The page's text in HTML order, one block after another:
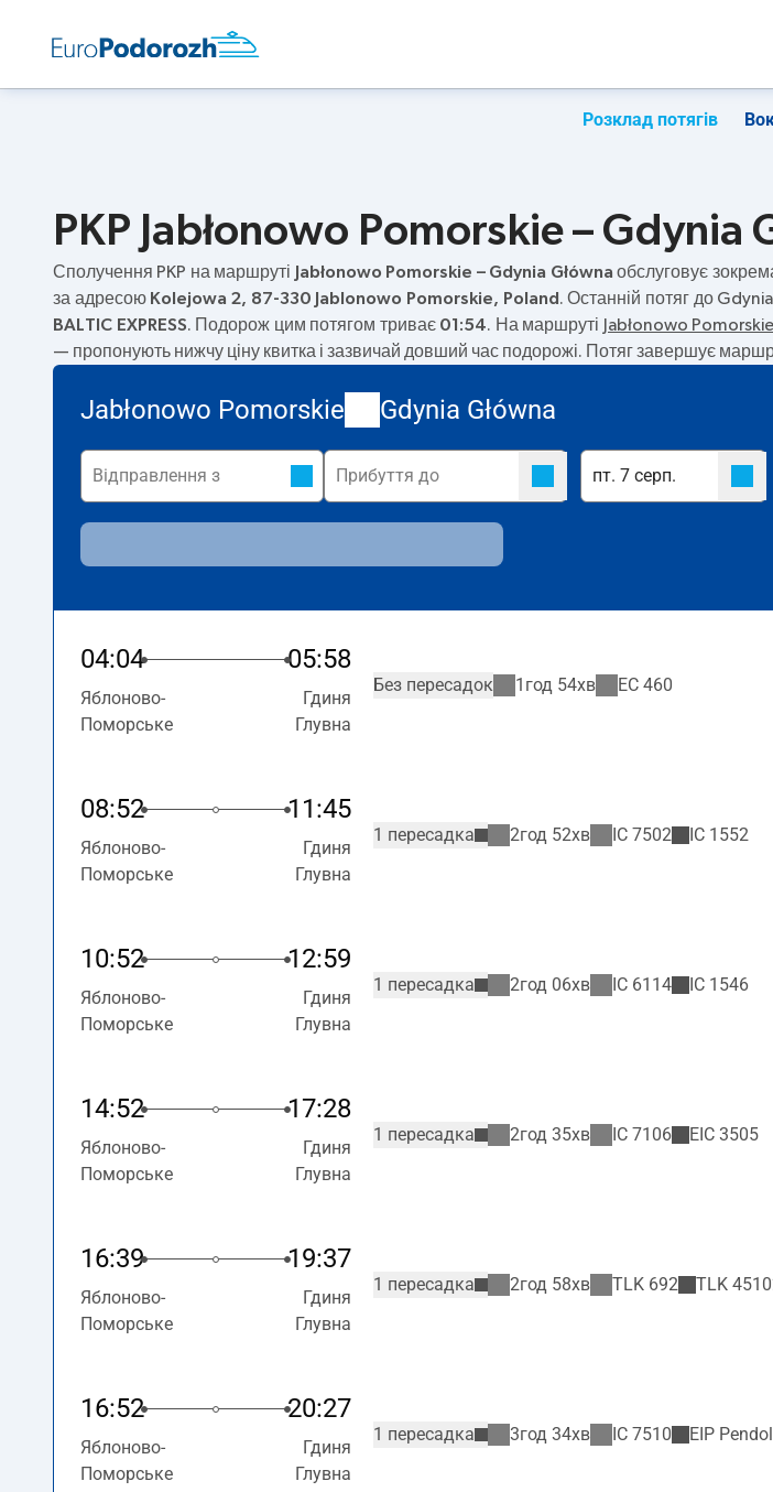
Розклад потягів
PKP Jabłonowo Pomorskie – Gdynia
Сполучення PKP на маршруті Jabłonowo Pomorskie – Gdynia Główna обслуговує
за адресою Kolejowa 2, 87-330 Jablonowo Pomorskie, Poland . Останній потяг до
BALTIC EXPRESS. Подорож цим потягом триває 01:54. На маршруті Jabłonowo Pomorskie
— пропонують нижчу ціну квитка і зазвичай довший час подорожі. Потяг завершує
Jabłonowo Pomorskie Gdynia Główna
04:04 05:58
Яблоново-
Поморське
Гдиня
Глувна
Без пересадок 1год 54хв EC 460
08:52 11:45
Яблоново-
Поморське
Гдиня
Глувна
1 пересадка 2год 52хв IC 7502 IC 1552
10:52 12:59
Яблоново-
Поморське
Гдиня
Глувна
1 пересадка 2год 06хв IC 6114 IC 1546
14:52 17:28
Яблоново-
Поморське
Гдиня
Глувна
1 пересадка 2год 35хв IC 7106 EIC 3505
16:39 19:37
Яблоново-
Поморське
Гдиня
Глувна
1 пересадка 2год 58хв TLK 692 TLK
16:52 20:27
Яблоново-
Поморське
Гдиня
Глувна
1 пересадка 3год 34хв IC 7510 EIP